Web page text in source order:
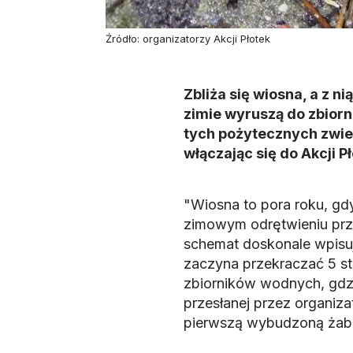
Źródło: organizatorzy Akcji Płotek
Zbliża się wiosna, a z
zimie wyruszą do
tych pożytecznych
włączając się do Akcji
"Wiosna to pora roku,
zimowym odrętwieniu
schemat doskonale
zaczyna przekraczać 5
zbiorników wodnych,
przesłanej przez
pierwszą wybudzoną